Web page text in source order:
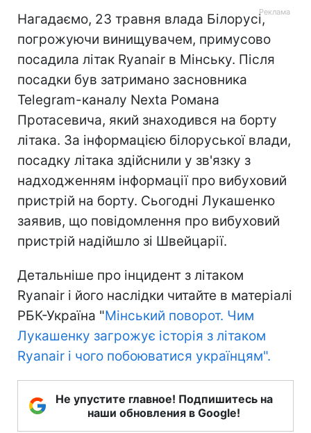
Нагадаємо, 23 травня влада Білорусі,
погрожуючи винищувачем, примусово
посадила літак Ryanair в Мінську. Після
посадки був затримано засновника
Telegram-каналу Nexta Романа
Протасевича, який знаходився на борту
літака. За інформацією білоруської влади,
посадку літака здійснили у зв'язку з
надходженням інформації про вибуховий
пристрій на борту. Сьогодні Лукашенко
заявив, що повідомлення про вибуховий
пристрій надійшло зі Швейцарії.
Детальніше про інцидент з літаком
Ryanair і його наслідки читайте в матеріалі
РБК-Україна "Мінський поворот. Чим
Лукашенку загрожує історія з літаком
Ryanair і чого побоюватися українцям".
Не упустите главное! Подпишитесь на
наши обновления в Google!